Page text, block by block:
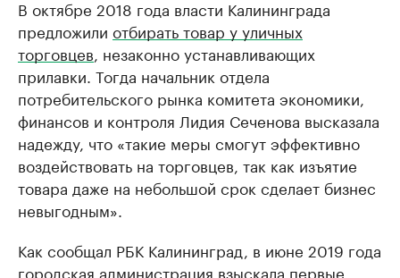
В октябре 2018 года власти Калининграда
предложили отбирать товар у уличных
торговцев , незаконно устанавливающих
прилавки. Тогда начальник отдела
потребительского рынка комитета экономики,
финансов и контроля Лидия Сеченова высказала
надежду, что «такие меры смогут эффективно
воздействовать на торговцев, так как изъятие
товара даже на небольшой срок сделает бизнес
невыгодным».
Как сообщал РБК Калининград, в июне 2019 года
городская администрация взыскала первые